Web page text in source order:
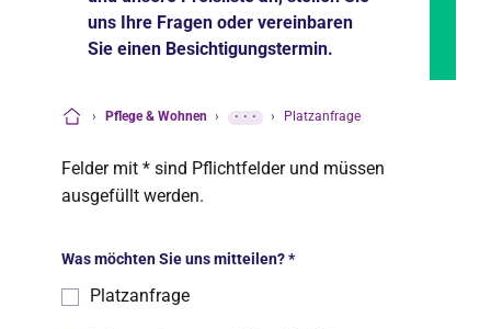
uns Ihre Fragen oder vereinbaren
Sie einen Besichtigungstermin.
› Pflege & Wohnen › ··· › Platzanfrage
Felder mit * sind Pflichtfelder und müssen
ausgefüllt werden.
Was möchten Sie uns mitteilen?*
Platzanfrage